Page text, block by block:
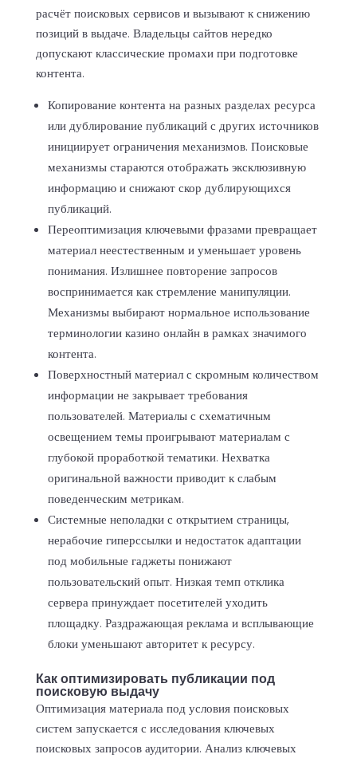
расчёт поисковых сервисов и вызывают к снижению
позиций в выдаче. Владельцы сайтов нередко
допускают классические промахи при подготовке
контента.
Копирование контента на разных разделах ресурса
или дублирование публикаций с других источников
инициирует ограничения механизмов. Поисковые
механизмы стараются отображать эксклюзивную
информацию и снижают скор дублирующихся
публикаций.
Переоптимизация ключевыми фразами превращает
материал неестественным и уменьшает уровень
понимания. Излишнее повторение запросов
воспринимается как стремление манипуляции.
Механизмы выбирают нормальное использование
терминологии казино онлайн в рамках значимого
контента.
Поверхностный материал с скромным количеством
информации не закрывает требования
пользователей. Материалы с схематичным
освещением темы проигрывают материалам с
глубокой проработкой тематики. Нехватка
оригинальной важности приводит к слабым
поведенческим метрикам.
Системные неполадки с открытием страницы,
нерабочие гиперссылки и недостаток адаптации
под мобильные гаджеты понижают
пользовательский опыт. Низкая темп отклика
сервера принуждает посетителей уходить
площадку. Раздражающая реклама и всплывающие
блоки уменьшают авторитет к ресурсу.
Как оптимизировать публикации под
поисковую выдачу
Оптимизация материала под условия поисковых
систем запускается с исследования ключевых
поисковых запросов аудитории. Анализ ключевых